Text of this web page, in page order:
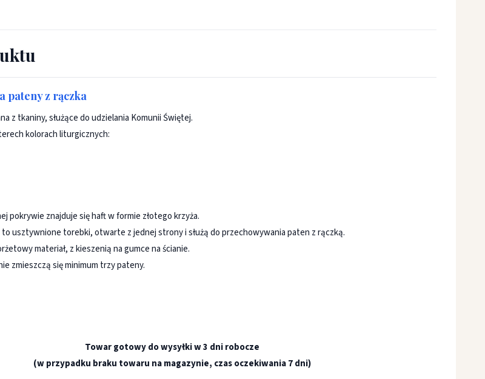
pateny z rączka
z tkaniny, służące do udzielania Komunii Świętej.
kolorach liturgicznych:
pokrywie znajduje się haft w formie złotego krzyża.
usztywnione torebki, otwarte z jednej strony i służą do przechowywania paten z rączką.
materiał, z kieszenią na gumce na ścianie.
zmieszczą się minimum trzy pateny.
Towar gotowy do wysyłki w 3 dni robocze
(w przypadku braku towaru na magazynie, czas oczekiwania 7 dni)